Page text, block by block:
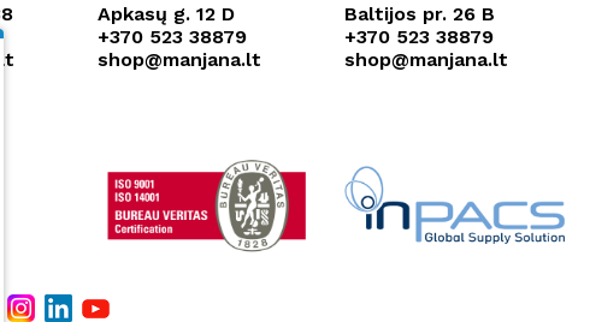
Apkasų g. 12 D
+370 523 38879
shop@manjana.lt
Baltijos pr. 26 B
+370 523 38879
shop@manjana.lt